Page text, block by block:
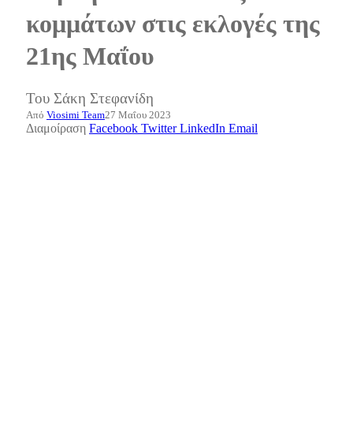
κομμάτων στις εκλογές της
21ης Μαΐου
Του Σάκη Στεφανίδη
Από Viosimi Team27 Μαΐου 2023
Διαμοίραση Facebook Twitter LinkedIn Email